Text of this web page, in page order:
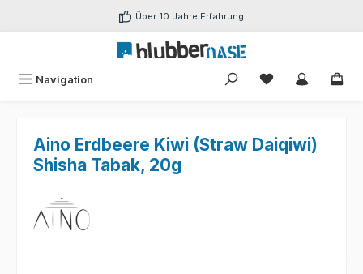
Zum Hauptinhalt springen Über 10 Jahre Erfahrung
Navigation Du hast 0
Aino Erdbeere Kiwi (Straw Daiqiwi)
Shisha Tabak, 20g